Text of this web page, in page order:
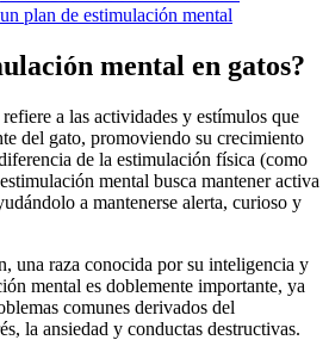
plan de estimulación mental
mental en gatos?
a las actividades y estímulos que
del gato, promoviendo su crecimiento
de la estimulación física (como
mental busca mantener activa
a mantenerse alerta, curioso y
una raza conocida por su inteligencia y
mental es doblemente importante, ya
comunes derivados del
la ansiedad y conductas destructivas.